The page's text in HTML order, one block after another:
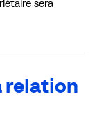
sera
relation